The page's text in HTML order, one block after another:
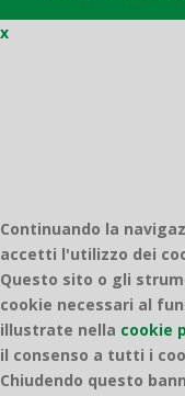
x
Continuando la
accetti l'utilizzo dei
Questo sito o gli
cookie necessari al
illustrate nella cookie
il consenso a tutti i
Chiudendo questo